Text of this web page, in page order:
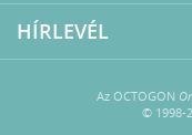
HÍRLEVÉL
Az OCTOGON
© 1998-